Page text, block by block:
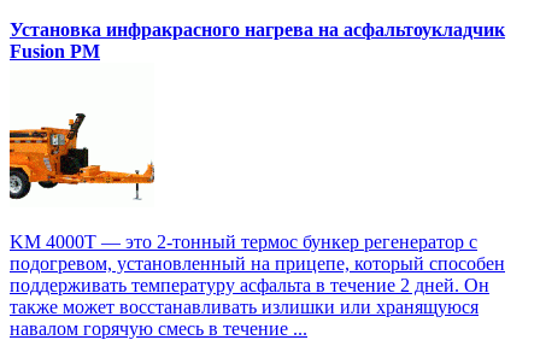
Установка инфракрасного нагрева на асфальтоукладчик
Fusion PM
KM 4000T — это 2-тонный термос бункер регенератор с
подогревом, установленный на прицепе, который способен
поддерживать температуру асфальта в течение 2 дней. Он
также может восстанавливать излишки или хранящуюся
навалом горячую смесь в течение ...